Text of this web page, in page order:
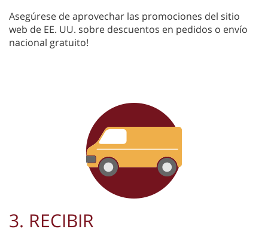
Asegúrese de aprovechar las promociones del sitio
web de EE. UU. sobre descuentos en pedidos o envío
nacional gratuito!
3. RECIBIR